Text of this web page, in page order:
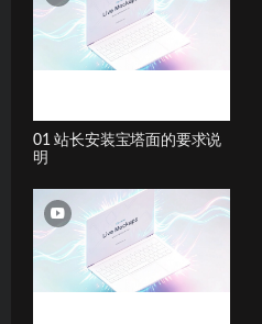
01 站长安装宝塔面的要求说
明